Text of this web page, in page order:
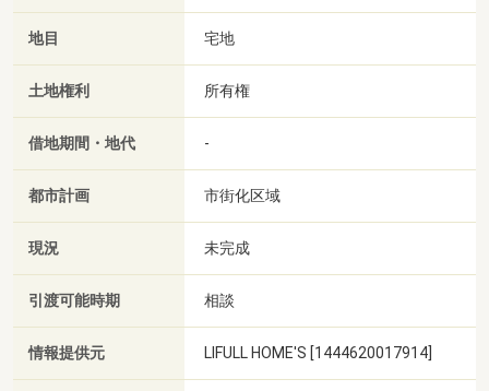
地目 宅地
土地権利 所有権
借地期間・地代 -
都市計画 市街化区域
現況 未完成
引渡可能時期 相談
情報提供元 LIFULL HOME'S [1444620017914]